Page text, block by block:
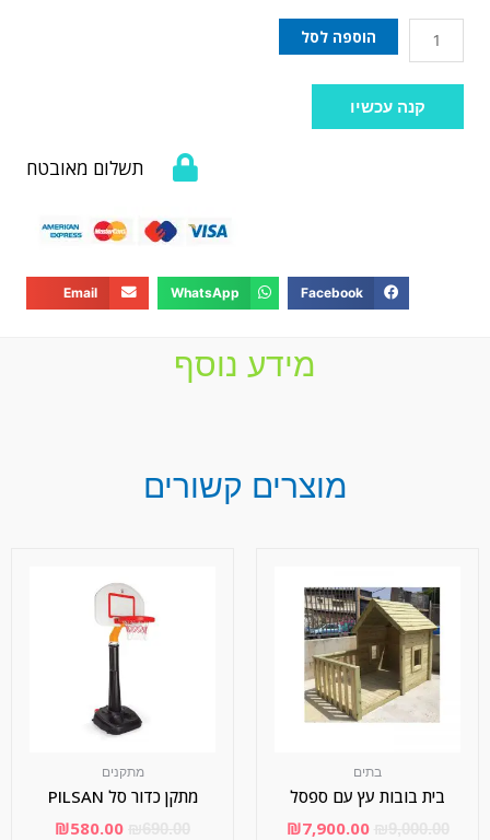
הוספה לסל
קנה עכשיו
תשלום מאובטח
Facebook
WhatsApp
Email
מידע נוסף
מוצרים קשורים
בתים
בית בובות עץ עם ספסל
₪7,900.00
מתקנים
מתקן כדור סל PILSAN
₪580.00